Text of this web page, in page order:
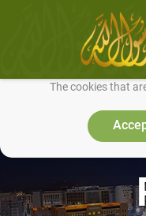
We use cookies to make
The cookies that